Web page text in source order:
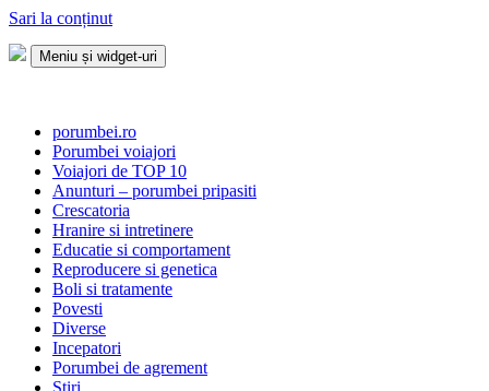
Sari la conținut
Meniu și widget-uri
porumbei.ro
Porumbei voiajori
Voiajori de TOP 10
Anunturi – porumbei pripasiti
Crescatoria
Hranire si intretinere
Educatie si comportament
Reproducere si genetica
Boli si tratamente
Povesti
Diverse
Incepatori
Porumbei de agrement
Stiri